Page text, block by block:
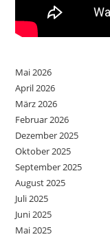
Mai 2026
April 2026
März 2026
Februar 2026
Dezember 2025
Oktober 2025
September 2025
August 2025
Juli 2025
Juni 2025
Mai 2025